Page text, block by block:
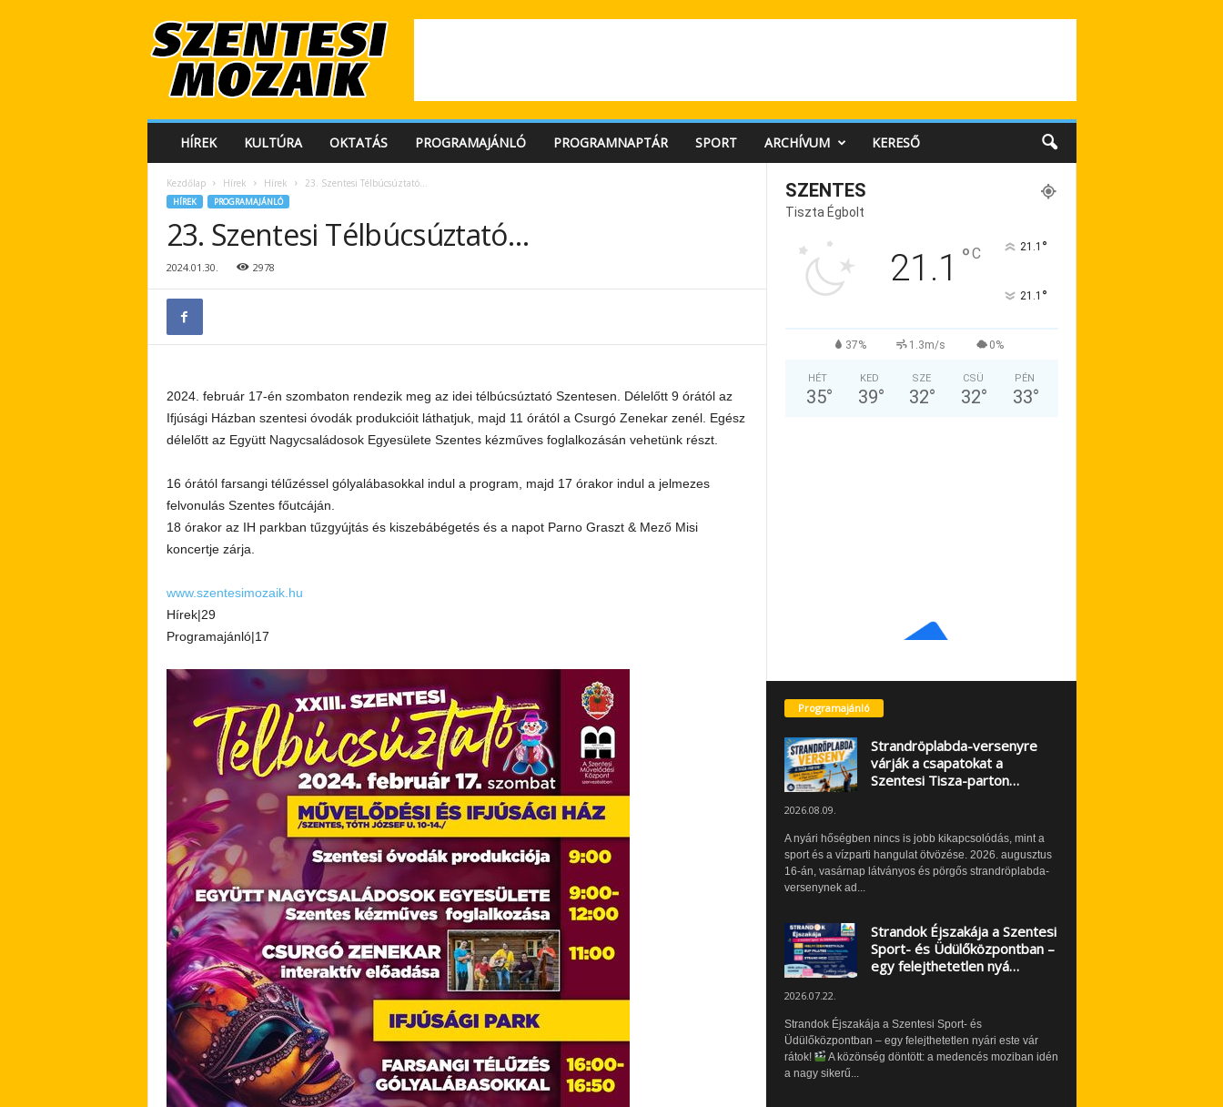
e
HÍREK KULTÚRA OKTATÁS PROGRAMAJÁNLÓ PROGRAMNAPTÁR SPORT ARCHÍVUM KERESŐ
Kezdőlap Hírek Hírek 23. Szentesi Télbúcsúztató…
HÍREK PROGRAMAJÁNLÓ
23. Szentesi Télbúcsúztató…
2024.01.30. 2978
2024. február 17-én szombaton rendezik meg az idei télbúcsúztató Szentesen. Délelőtt 9 órától az
Ifjúsági Házban szentesi óvodák produkcióit láthatjuk, majd 11 órától a Csurgó Zenekarzenél. Egész
délelőtt az Együtt Nagycsaládosok Egyesülete Szentes kézműves foglalkozásán vehetünk részt.
16 órától farsangi télűzéssel gólyalábasokkal indul a program, majd 17 órakor indul a jelmezes
felvonulás Szentes főutcáján.
18 órakor az IH parkban tűzgyújtás és kiszebábégetés és a napot Parno Graszt & Mező Misi
koncertje zárja.
www.szentesimozaik.hu
Hírek|29
Programajánló|17
SZENTES
Tiszta Égbolt
21.1 °C 21.1 °
21.1 °
37% 1.3m/s 0%
HÉT
35°
KED
39°
SZE
32°
CSÜ
32°
PÉN
33°
Programajánló
Strandröplabda-versenyre
várják a csapatokat a
Szentesi Tisza-parton…
2026.08.09.
A nyári hőségben nincs is jobb kikapcsolódás, mint a
sport és a vízparti hangulat ötvözése. 2026. augusztus
16-án, vasárnap látványos és pörgős strandröplabda-
versenynek ad...
Strandok Éjszakája a Szentesi
Sport- és Üdülőközpontban –
egy felejthetetlen nyá…
2026.07.22.
Strandok Éjszakája a Szentesi Sport- és
Üdülőközpontban – egy felejthetetlen nyári este vár
rátok!
A közönség döntött: a medencés moziban idén
a nagy sikerű...